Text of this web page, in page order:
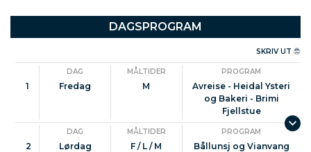
DAGSPROGRAM
SKRIV UT
1
DAG
Fredag
MÅLTIDER
M
PROGRAM
Avreise - Heidal Ysteri
og Bakeri - Brimi
Fjellstue
2
DAG
Lørdag
MÅLTIDER
F / L / M
PROGRAM
Bållunsj og Vianvang